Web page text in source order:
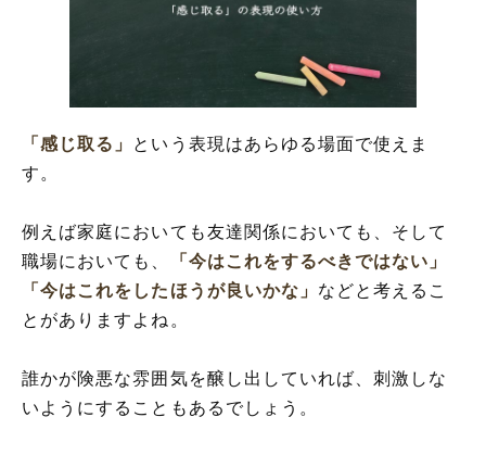
「感じ取る」 という表現はあらゆる場面で使えま
す。
例えば家庭においても友達関係においても、そして
職場においても、
「今はこれをするべきではない」
「今はこれをしたほうが良いかな」 などと考えるこ
とがありますよね。
誰かが険悪な雰囲気を醸し出していれば、刺激しな
いようにすることもあるでしょう。